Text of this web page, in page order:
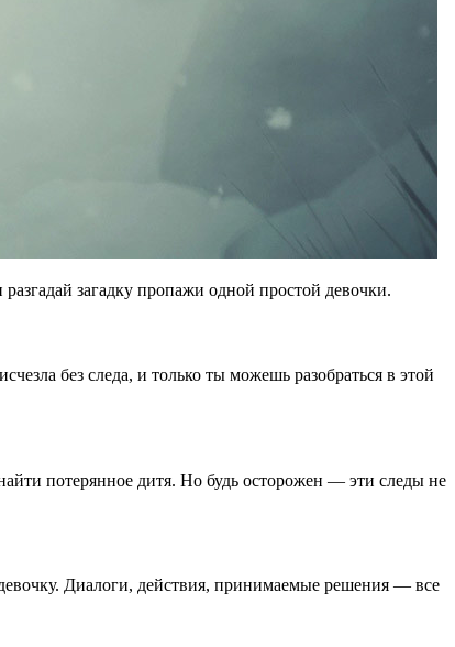
загадку пропажи одной простой девочки.
без следа, и только ты можешь разобраться в этой
потерянное дитя. Но будь осторожен — эти следы не
Диалоги, действия, принимаемые решения — все